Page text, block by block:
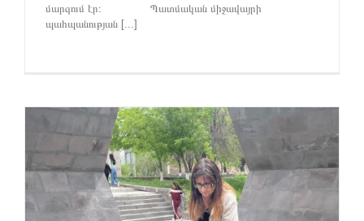
մարզում էր։ Պատմական միջավայրի
պահպանության [...]